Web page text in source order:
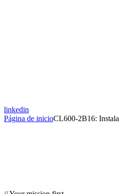
linkedin
Página de inicioCL600-2B16: